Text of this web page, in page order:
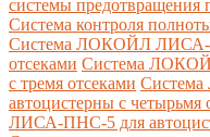
системы предотвращения
Cистема контроля
Система ЛОКОЙЛ ЛИСА-
отсеками Система
с тремя отсеками
автоцистерны с четырьмя
ЛИСА-ПНС-5 для